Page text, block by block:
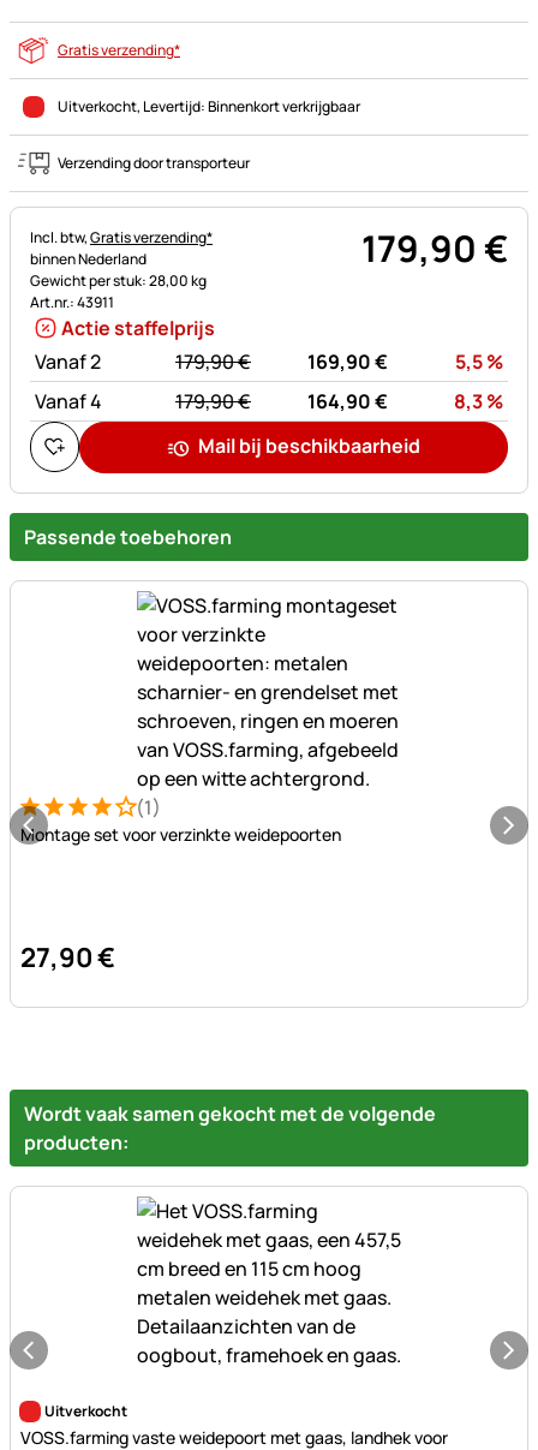
Gratis verzending*
Uitverkocht, Levertijd:Binnenkort verkrijgbaar
Verzending door transporteur
Belastinginformatie:
Incl. btw,Gratis verzending*
binnen Nederland
Gewicht per stuk: 28,00 kg
Art.nr.: 43911
179,90€
Actie staffelprijs
Vanaf 2
statt:
179,90€ 169,90€ 5,5%
Vanaf 4
statt:
179,90€ 164,90€ 8,3%
Mail bij beschikbaarheid
Passende toebehoren
Beoordeling: 4 van 5 (1 beoordelingen)
1 Bewertung(1)
Montage set voor verzinkte weidepoorten
27,90€
Wordt vaak samen gekocht met de volgende
producten:
Nog geen beoordelingen geplaatst
Uitverkocht
VOSS.farming vaste weidepoort met gaas, landhek voor